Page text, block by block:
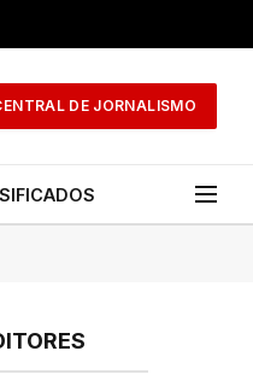
DE JORNALISMO